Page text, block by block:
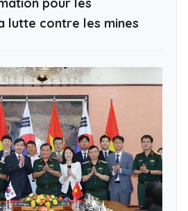
lutte contre les mines